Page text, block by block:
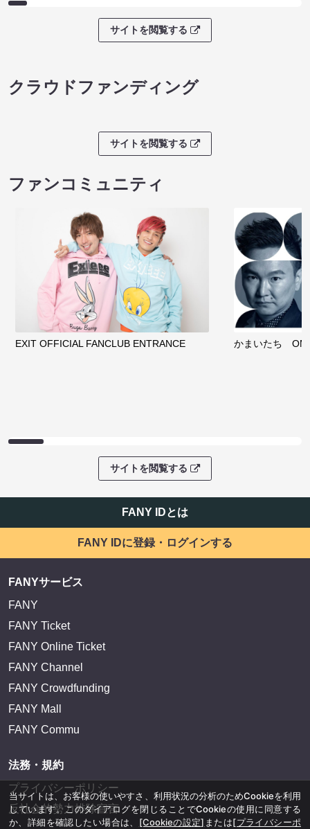
サイトを閲覧する
クラウドファンディング
サイトを閲覧する
ファンコミュニティ
EXIT OFFICIAL FANCLUB ENTRANCE かまいたち
サイトを閲覧する
FANY IDとは
FANY IDに登録・ログインする
FANYサービス
FANY
FANY Ticket
FANY Online Ticket
FANY Channel
FANY Crowdfunding
FANY Mall
FANY Commu
法務・規約
プライバシーポリシー
反社会的勢力排除宣言
当サイトは、お客様の使いやすさ、利用状況の分析のためCookieを利用
しています。このダイアログを閉じることでCookieの使用に同意する
か、詳細を確認したい場合は、 [Cookieの設定] または[プライバシーポ